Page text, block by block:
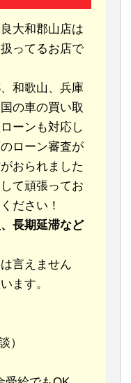
大和郡山店は
ってるお店で
和歌山、兵庫
の車の買い取
ーンも対応し
ローン審査が
おられました
て頑張ってお
ださい！
長期延滞など
言えません
ます。
）